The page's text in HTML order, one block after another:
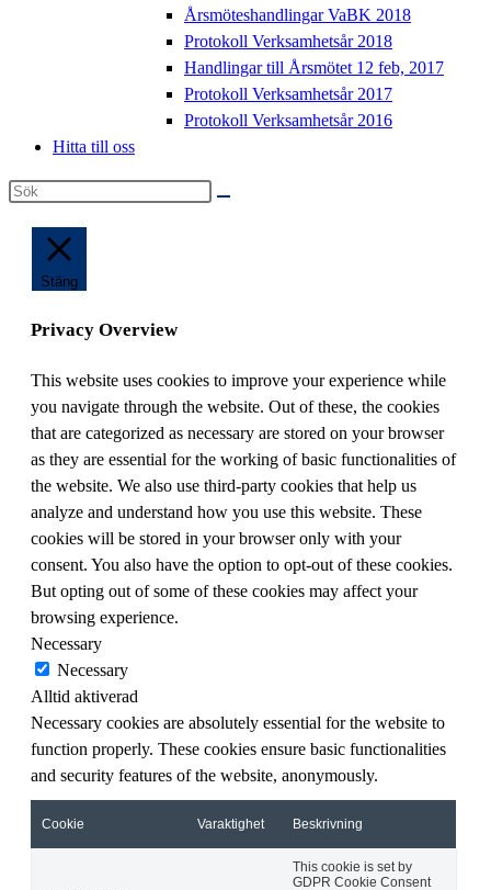
Årsmöteshandlingar VaBK 2018
Protokoll Verksamhetsår 2018
Handlingar till Årsmötet 12 feb, 2017
Protokoll Verksamhetsår 2017
Protokoll Verksamhetsår 2016
Hitta till oss
Sök
denna
Stäng
Privacy Overview
This website uses cookies to improve your experience while
you navigate through the website. Out of these, the cookies
that are categorized as necessary are stored on your browser
as they are essential for the working of basic functionalities of
the website. We also use third-party cookies that help us
analyze and understand how you use this website. These
cookies will be stored in your browser only with your
consent. You also have the option to opt-out of these cookies.
But opting out of some of these cookies may affect your
browsing experience.
Necessary
Necessary
Alltid aktiverad
Necessary cookies are absolutely essential for the website to
function properly. These cookies ensure basic functionalities
and security features of the website, anonymously.
Cookie Varaktighet Beskrivning
This cookie is set by
GDPR Cookie Consent